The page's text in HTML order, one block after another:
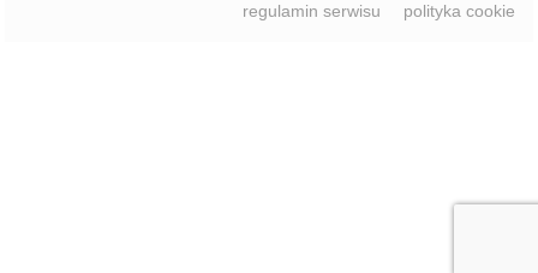
regulamin serwisu
polityka cookie